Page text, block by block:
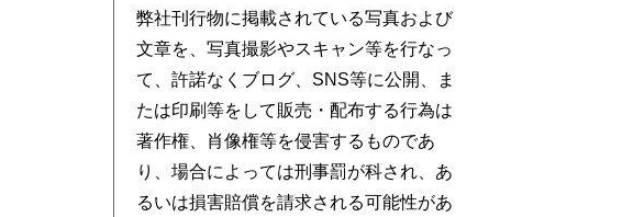
弊社刊行物に掲載されている写真および
文章を、写真撮影やスキャン等を行なっ
て、許諾なくブログ、SNS等に公開、ま
たは印刷等をして販売・配布する行為は
著作権、肖像権等を侵害するものであ
り、場合によっては刑事罰が科され、あ
るいは損害賠償を請求される可能性があ